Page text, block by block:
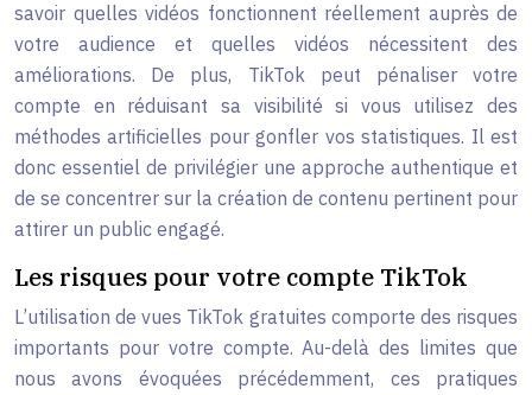
savoir quelles vidéos fonctionnent réellement auprès de
votre audience et quelles vidéos nécessitent des
améliorations. De plus, TikTok peut pénaliser votre
compte en réduisant sa visibilité si vous utilisez des
méthodes artificielles pour gonfler vos statistiques. Il est
donc essentiel de privilégier une approche authentique et
de se concentrer sur la création de contenu pertinent pour
attirer un public engagé.
Les risques pour votre compte TikTok
L’utilisation de vues TikTok gratuites comporte des risques
importants pour votre compte. Au-delà des limites que
nous avons évoquées précédemment, ces pratiques